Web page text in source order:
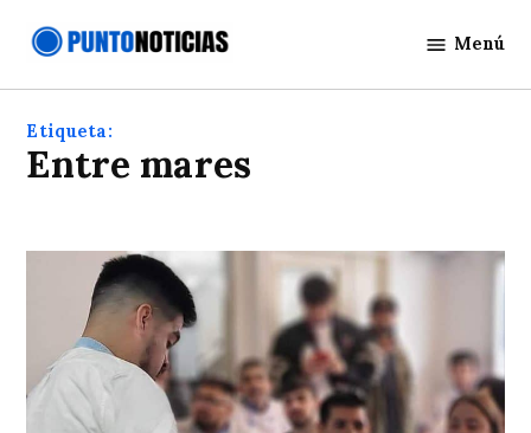
Noticias
Menú
Etiqueta:
Entre mares